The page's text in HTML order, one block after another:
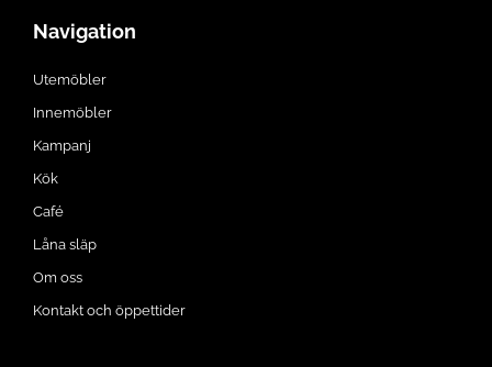
Navigation
Utemöbler
Innemöbler
Kampanj
Kök
Café
Låna släp
Om oss
Kontakt och öppettider